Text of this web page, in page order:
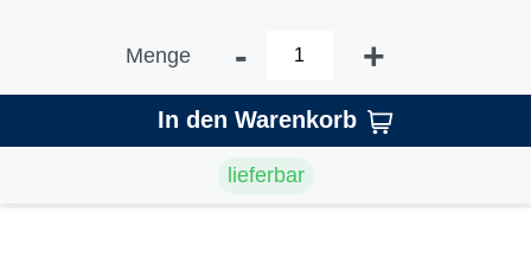
Menge - +
In den Warenkorb
lieferbar